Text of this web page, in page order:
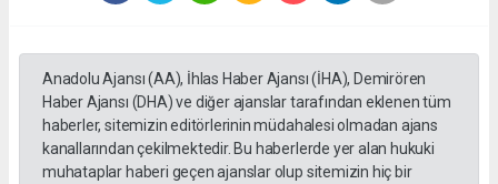
Anadolu Ajansı (AA), İhlas Haber Ajansı (İHA), Demirören
Haber Ajansı (DHA) ve diğer ajanslar tarafından eklenen tüm
haberler, sitemizin editörlerinin müdahalesi olmadan ajans
kanallarından çekilmektedir. Bu haberlerde yer alan hukuki
muhataplar haberi geçen ajanslar olup sitemizin hiç bir